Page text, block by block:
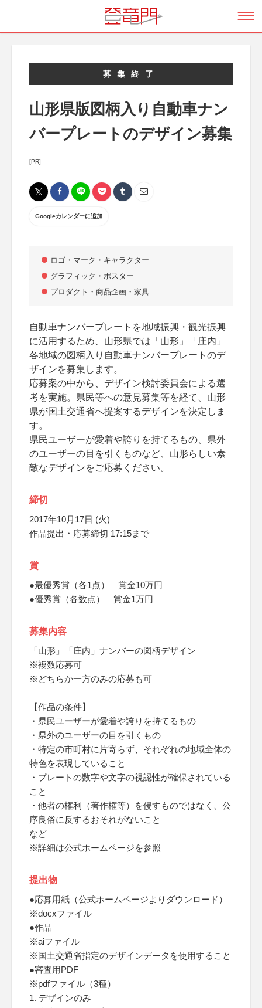
募集終了
山形県版図柄入り自動車ナン
バープレートのデザイン募集
[PR]
Googleカレンダーに追加
ロゴ・マーク・キャラクター
グラフィック・ポスター
プロダクト・商品企画・家具
自動車ナンバープレートを地域振興・観光振興
に活用するため、山形県では「山形」「庄内」
各地域の図柄入り自動車ナンバープレートのデ
ザインを募集します。
応募案の中から、デザイン検討委員会による選
考を実施。県民等への意見募集等を経て、山形
県が国土交通省へ提案するデザインを決定しま
す。
県民ユーザーが愛着や誇りを持てるもの、県外
のユーザーの目を引くものなど、山形らしい素
敵なデザインをご応募ください。
締切
2017年10月17日 (火)
作品提出・応募締切 17:15まで
賞
●最優秀賞（各1点） 賞金10万円
●優秀賞（各数点） 賞金1万円
募集内容
「山形」「庄内」ナンバーの図柄デザイン
※複数応募可
※どちらか一方のみの応募も可
【作品の条件】
・県民ユーザーが愛着や誇りを持てるもの
・県外のユーザーの目を引くもの
・特定の市町村に片寄らず、それぞれの地域全体の
特色を表現していること
・プレートの数字や文字の視認性が確保されている
こと
・他者の権利（著作権等）を侵すものではなく、公
序良俗に反するおそれがないこと
など
※詳細は公式ホームページを参照
提出物
●応募用紙（公式ホームページよりダウンロード）
※docxファイル
●作品
※aiファイル
※国土交通省指定のデザインデータを使用すること
●審査用PDF
※pdfファイル（3種）
1. デザインのみ